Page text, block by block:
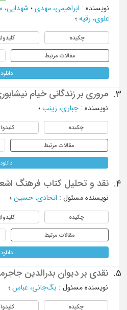
نویسنده: ابراهیمی، مهدی؛ شهدایی،
علوی، رقیه؛
چکیده
مقالات مرتبط
دانلود
3. مروری بر زندگانی خیام
نویسنده: جباری، زینب؛
چکیده
مقالات مرتبط
دانلود
4. نقد و تحلیل کتاب فرهنگ
نویسنده مسئول : اتحادی، حسین؛
چکیده
مقالات مرتبط
دانلود
5. نقدی بر دیوان بدرالدین
نویسنده مسئول : بگ‌جانی، عباس ؛
چکیده